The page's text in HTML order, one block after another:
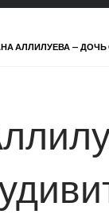
АЛЛИЛУЕВА —